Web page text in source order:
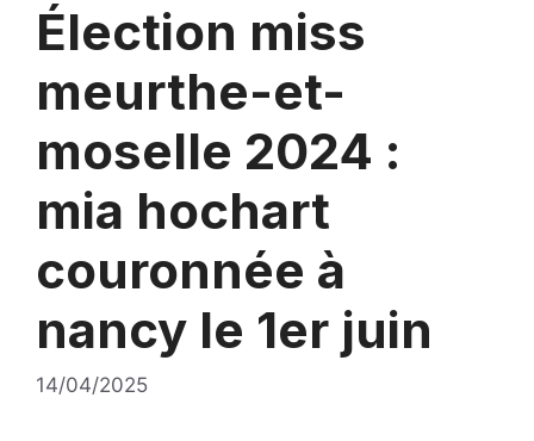
Élection miss
meurthe-et-
moselle 2024 :
mia hochart
couronnée à
nancy le 1er juin
14/04/2025